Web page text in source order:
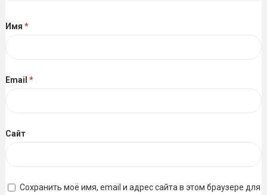
Имя *
Email *
Сайт
Сохранить моё имя, email и адрес сайта в этом браузере для